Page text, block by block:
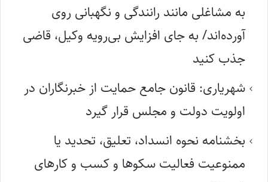
به مشاغلی مانند رانندگی و نگهبانی روی
آورده‌اند/ به جای افزایش بی‌رویه وکیل، قاضی
جذب کنید
شهریاری: قانون جامع حمایت از خبرنگاران در
اولویت دولت و مجلس قرار گیرد
بخشنامه نحوه انسداد، تعلیق، تحدید یا
ممنوعیت فعالیت سکوها و کسب و کارهای